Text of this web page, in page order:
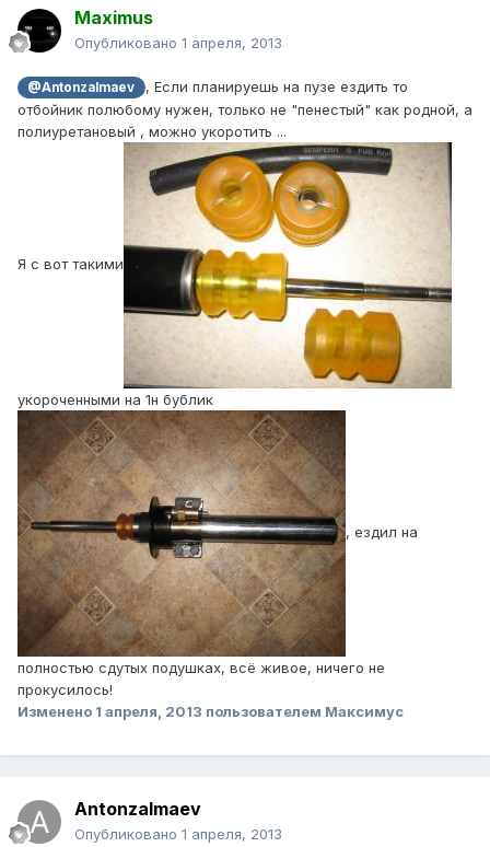
Maximus
Опубликовано 1 апреля, 2013
@Antonzalmaev
, Если планируешь на пузе ездить то
отбойник полюбому нужен, только не "пенестый" как родной, а
полиуретановый , можно укоротить ...
Я с вот такими
укороченными на 1н бублик
, ездил на
полностью сдутых подушках, всё живое, ничего не
прокусилось!
Изменено 1 апреля, 2013 пользователем Максимус
Antonzalmaev
Опубликовано 1 апреля, 2013